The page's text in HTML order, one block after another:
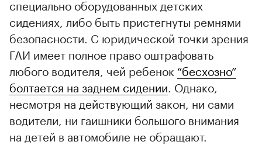
специально оборудованных детских
сидениях, либо быть пристегнуты ремнями
безопасности. С юридической точки зрения
ГАИ имеет полное право оштрафовать
любого водителя, чей ребенок “бесхозно”
болтается на заднем сидении. Однако,
несмотря на действующий закон, ни сами
водители, ни гаишники большого внимания
на детей в автомобиле не обращают.